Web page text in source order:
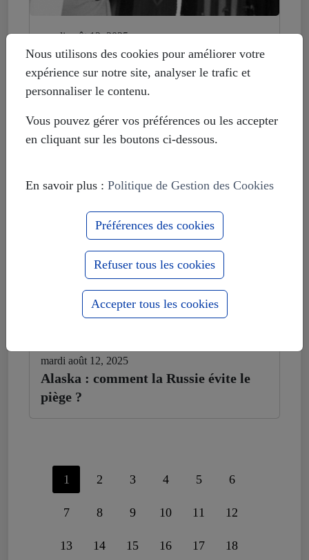
mardi août 12, 2025
Histoire déformée : les Européistes
veulent fonder leur unité sur la
russophobie
mardi août 12, 2025
Alaska : comment la Russie évite le
piège ?
1 2 3 4 5 6
7 8 9 10 11 12
13 14 15 16 17 18
Nous utilisons des cookies pour améliorer votre
expérience sur notre site, analyser le trafic et
personnaliser le contenu.
Vous pouvez gérer vos préférences ou les accepter
en cliquant sur les boutons ci-dessous.
En savoir plus : Politique de Gestion des Cookies
Préférences des cookies
Refuser tous les cookies
Accepter tous les cookies